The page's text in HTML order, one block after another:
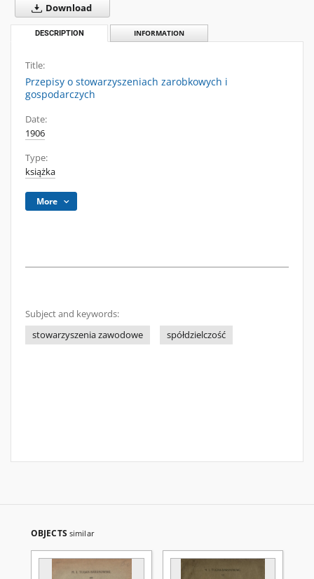
Download
DESCRIPTION INFORMATION
Title:
Przepisy o stowarzyszeniach zarobkowych i
gospodarczych
Date:
1906
Type:
książka
More
Subject and keywords:
stowarzyszenia zawodowe
spółdzielczość
OBJECTS similar